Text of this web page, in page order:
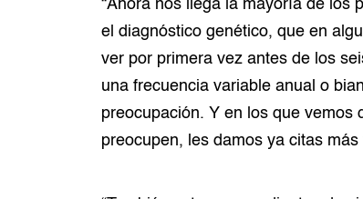
“Ahora nos llega la mayoría de los
el diagnóstico genético, que en
ver por primera vez antes de los
una frecuencia variable anual o
preocupación. Y en los que vemos
preocupen, les damos ya citas